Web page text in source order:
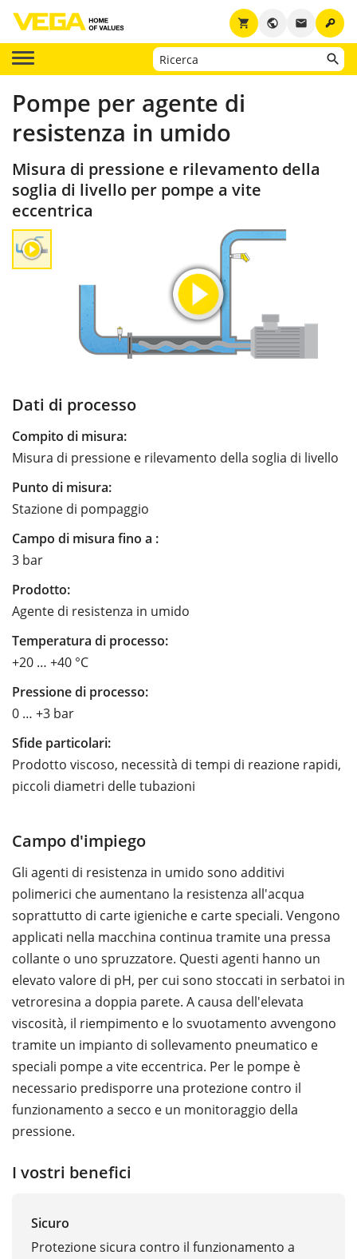
key
email
public
shopping_cart
Pompe per agente di
resistenza in umido
Misura di pressione e rilevamento della
soglia di livello per pompe a vite
eccentrica
Dati di processo
Compito di misura:
Misura di pressione e rilevamento della soglia di livello
Punto di misura:
Stazione di pompaggio
Campo di misura fino a :
3 bar
Prodotto:
Agente di resistenza in umido
Temperatura di processo:
+20 … +40 °C
Pressione di processo:
0 … +3 bar
Sfide particolari:
Prodotto viscoso, necessità di tempi di reazione rapidi,
piccoli diametri delle tubazioni
Campo d'impiego
Gli agenti di resistenza in umido sono additivi
polimerici che aumentano la resistenza all'acqua
soprattutto di carte igieniche e carte speciali. Vengono
applicati nella macchina continua tramite una pressa
collante o uno spruzzatore. Questi agenti hanno un
elevato valore di pH, per cui sono stoccati in serbatoi in
vetroresina a doppia parete. A causa dell'elevata
viscosità, il riempimento e lo svuotamento avvengono
tramite un impianto di sollevamento pneumatico e
speciali pompe a vite eccentrica. Per le pompe è
necessario predisporre una protezione contro il
funzionamento a secco e un monitoraggio della
pressione.
I vostri benefici
Sicuro
Protezione sicura contro il funzionamento a